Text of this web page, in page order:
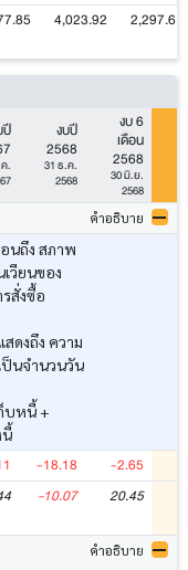
4,023.92 2,297.61
.
งบปี
2568
31 ธ.ค.
2568
งบ 6
เดือน
2568
30 มิ.ย.
2568
คำอธิบาย
นถึง สภาพ
วียนของ
สั่งซื้อ
ดงถึง ความ
ป็นจำนวนวัน
บหนี้ +
นี้
-18.18 -2.65
-10.07 20.45
คำอธิบาย